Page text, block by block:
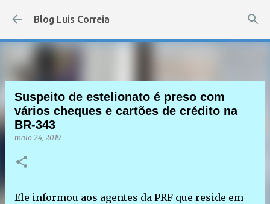
Pular para o conteúdo principal
Blog Luis Correia
Suspeito de estelionato é preso com
vários cheques e cartões de crédito na
BR-343
maio 24, 2019
Ele informou aos agentes da PRF que reside em